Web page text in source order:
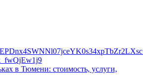
в Тюмени: стоимость, услуги,